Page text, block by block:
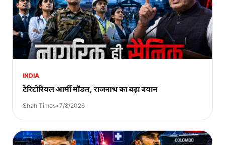
INDIA
टेरिटोरियल आर्मी मॉडल, राजनाथ का बड़ा बयान
Shah Times•7/8/2026